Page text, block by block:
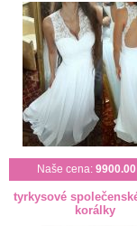
Naše cena:
tyrkysové
korálky